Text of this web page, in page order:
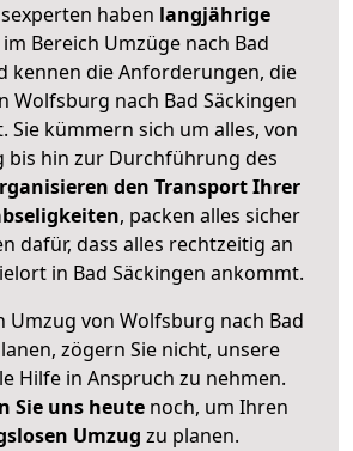
haben langjährige
im Bereich Umzüge nach Bad
kennen die Anforderungen, die
Wolfsburg nach Bad Säckingen
Sie kümmern sich um alles, von
bis hin zur Durchführung des
den Transport Ihrer
, packen alles sicher
dafür, dass alles rechtzeitig an
in Bad Säckingen ankommt.
Umzug von Wolfsburg nach Bad
zögern Sie nicht, unsere
Hilfe in Anspruch zu nehmen.
Sie uns heutenoch, um Ihren
Umzug zu planen.